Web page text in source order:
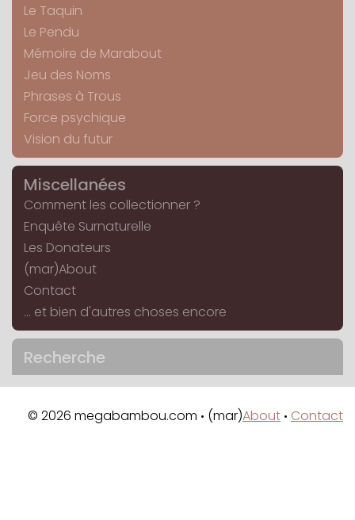
Le Taquin
Le Pendu
Mémoire de Marabout
Jeu des Noms
Phrases à Trous
Force psychique
Vision du futur
Miscellanées
Comment les collectionner ?
Enquête Surnaturelle
Les Donateurs
(mar)About
Contact
... et bien d'autres choses encore
Recherche
© 2026 megabambou.com • (mar)About • Contact